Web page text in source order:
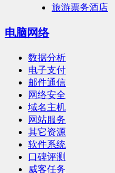
旅游票务酒店
电脑网络
数据分析
电子支付
邮件通信
网络安全
域名主机
网站服务
其它资源
软件系统
口碑评测
威客任务